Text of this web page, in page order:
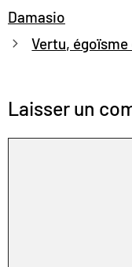
Damasio
Vertu,
Laisser un